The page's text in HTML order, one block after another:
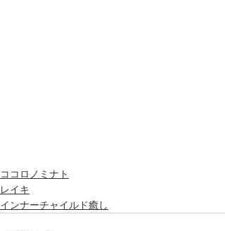
ココロノミナト
レイキ
インナーチャイルド癒し